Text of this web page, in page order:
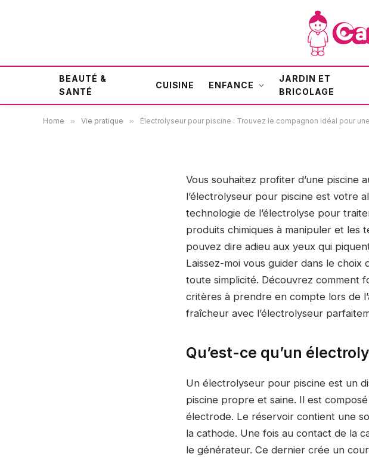
BEAUTÉ &
SANTÉ
CUISINE ENFANCE
JARDIN ET
BRICOLAGE
Home » Vie pratique » Électrolyseur pour piscine : Trouvez le compagnon idéal pour
Électrolyseur pour piscine : Trouvez
idéal pour une eau cristalline et
VIE PRATIQUE 14 août 2023
Vous souhaitez profiter d’une piscine
l’électrolyseur pour piscine est votre
technologie de l’électrolyse pour
produits chimiques à manipuler et les
pouvez dire adieu aux yeux qui
Laissez-moi vous guider dans le
toute simplicité. Découvrez comment
critères à prendre en compte lors de
fraîcheur avec l’électrolyseur
Qu’est-ce qu’un
Un électrolyseur pour piscine est un
piscine propre et saine. Il est composé
électrode. Le réservoir contient une
la cathode. Une fois au contact de la
le générateur. Ce dernier crée un